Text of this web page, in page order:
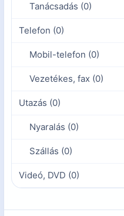
Tanácsadás (0)
Telefon (0)
Mobil-telefon (0)
Vezetékes, fax (0)
Utazás (0)
Nyaralás (0)
Szállás (0)
Videó, DVD (0)